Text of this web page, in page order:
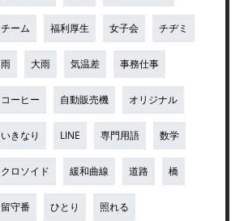
チーム 福利厚生 女子会 チヂミ
雨 大雨 気温差 事務仕事
コーヒー 自動販売機 オリジナル
いきなり LINE 専門用語 数学
クロソイド 緩和曲線 道路 橋
留守番 ひとり 照れる